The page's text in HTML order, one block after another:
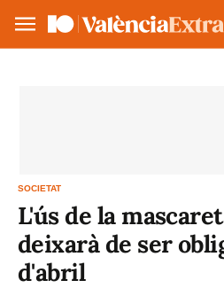
SOCIETAT
L'ús de la
deixarà de ser
d'abril